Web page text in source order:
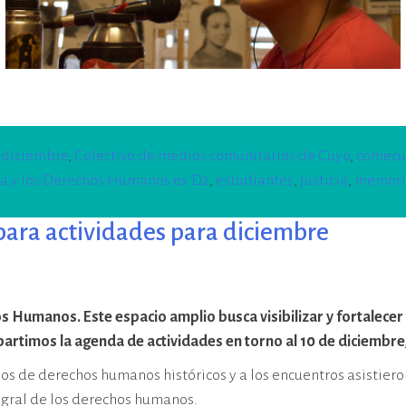
diciembre, Colectivo de medios comunitarios de Cuyo,
y los Derechos Humanos ex D2, estudiantes, justicia,
actividades para diciembre
Humanos. Este espacio amplio busca visibilizar y
la agenda de actividades en torno al 10 de
de derechos humanos históricos y a los encuentros
de los derechos humanos.